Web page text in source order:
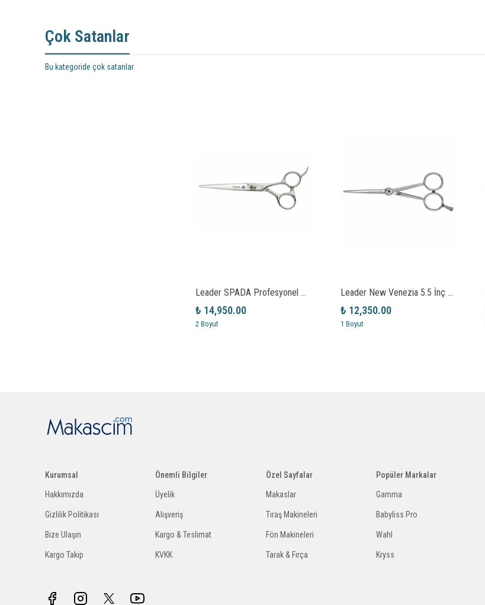
Çok Satanlar
Bu kategoride çok satanlar
Leader SPADA Profesyonel Saç Kesim Makası
₺ 14,950.00
2 Boyut
Leader New Venezia 5.5 İnç Profesyonel Saç Kesim Makası
₺ 12,350.00
1 Boyut
Kurumsal
Hakkımızda
Gizlilik Politikası
Bize Ulaşın
Kargo Takip
Önemli Bilgiler
Üyelik
Alışveriş
Kargo & Teslimat
KVKK
Özel Sayfalar
Makaslar
Tıraş Makineleri
Fön Makineleri
Tarak & Fırça
Popüler Markalar
Gamma
Babyliss Pro
Wahl
Kryss